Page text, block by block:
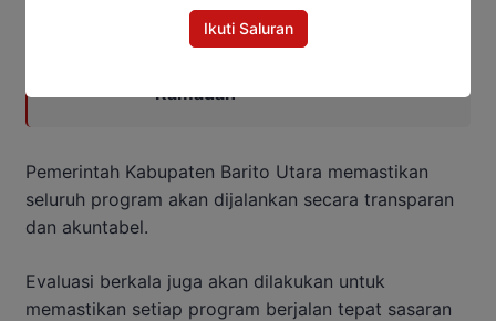
Bupati Barito Utara Resmikan
Ramadan
Pemerintah Kabupaten Barito Utara memastikan
seluruh program akan dijalankan secara transparan
dan akuntabel.
Evaluasi berkala juga akan dilakukan untuk
memastikan setiap program berjalan tepat sasaran
Ikuti Saluran